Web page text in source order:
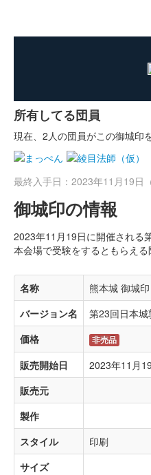
所有してる団員
現在、2人の団員がこの御城印
最終入手日：2023年11月19日
御城印の情報
2023年11月19日に開催される
本会場で受験をするともらえる
名称
熊本城 御城印
バージョン名
第23回日本
価格
非売品
販売開始日
2023年11月
販売元
製作
スタイル
印刷
サイズ